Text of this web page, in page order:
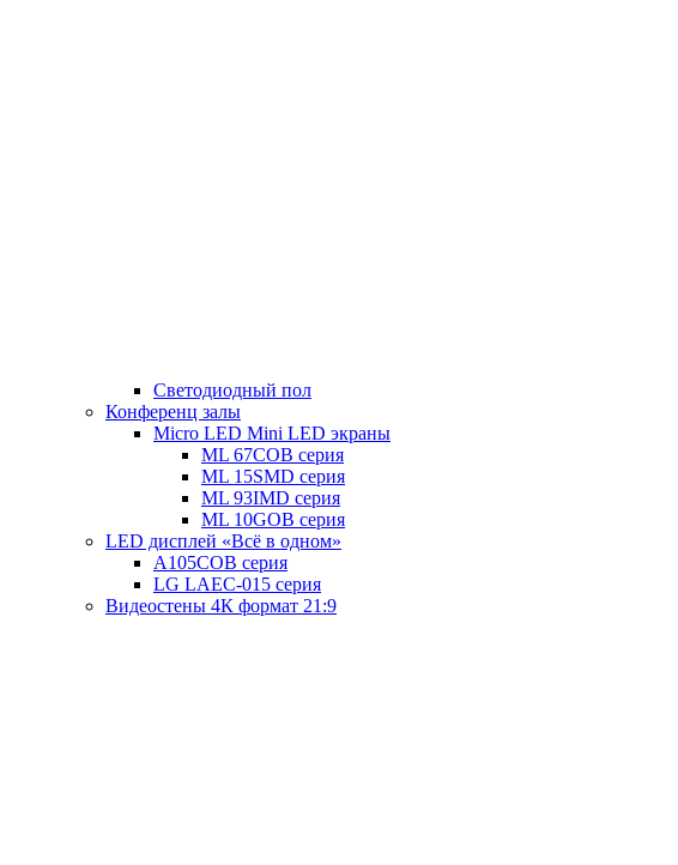
Светодиодный пол
Конференц залы
Micro LED Mini LED экраны
ML 67COB серия
ML 15SMD серия
ML 93IMD серия
ML 10GOB серия
LED дисплей «Всё в одном»
A105COB серия
LG LAEC-015 серия
Видеостены 4К формат 21:9